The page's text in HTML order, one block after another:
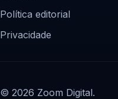
Política editorial
Privacidade
© 2026 Zoom Digital.